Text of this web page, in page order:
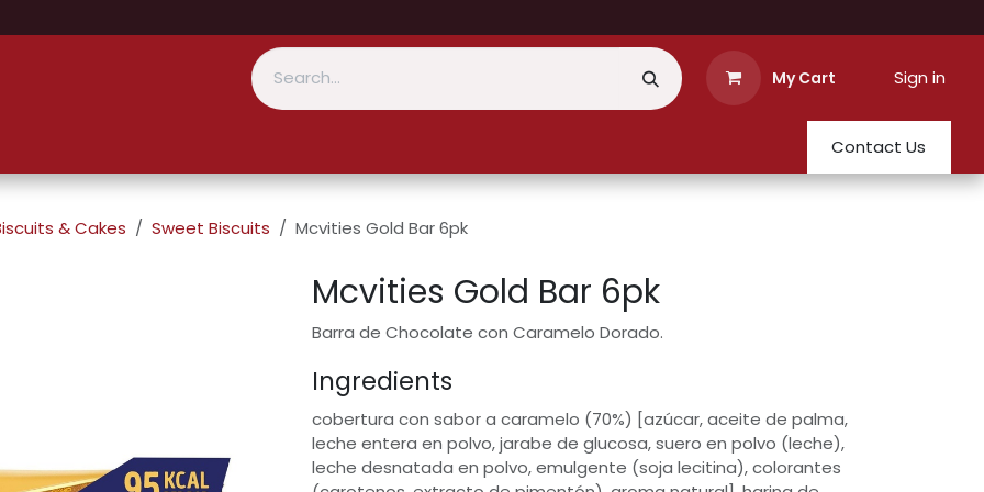
My Cart Sign in
Contact Us
& Cakes Sweet Biscuits Mcvities Gold Bar 6pk
Mcvities Gold Bar 6pk
Barra de Chocolate con Caramelo Dorado.
Ingredients
cobertura con sabor a caramelo (70%) [azúcar, aceite de palma,
leche entera en polvo, jarabe de glucosa, suero en polvo (leche),
leche desnatada en polvo, emulgente (soja lecitina), colorantes